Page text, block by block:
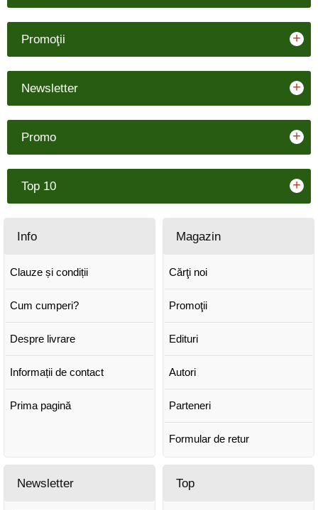
Promoţii +
Newsletter +
Promo +
Top 10 +
Info
Clauze și condiții
Cum cumperi?
Despre livrare
Informații de contact
Prima pagină
Magazin
Cărţi noi
Promoţii
Edituri
Autori
Parteneri
Formular de retur
Newsletter Top